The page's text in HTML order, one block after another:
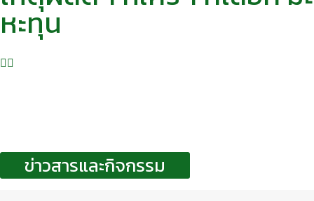
หะทุน
ข่าวสารและกิจกรรม